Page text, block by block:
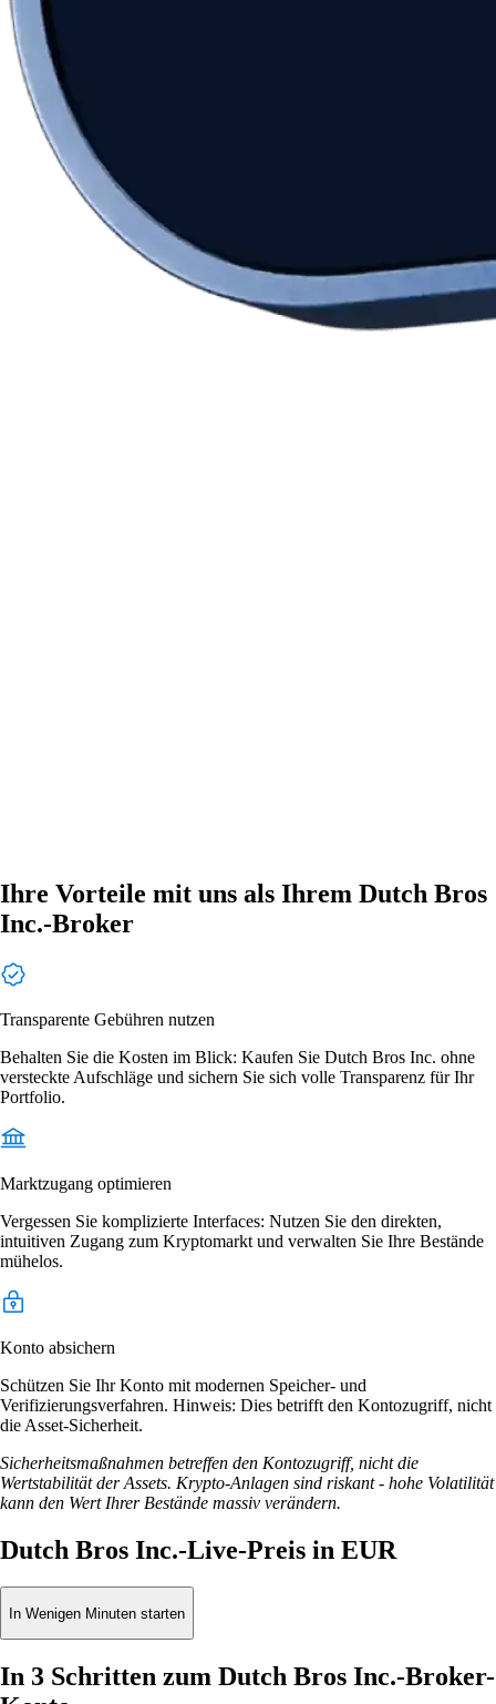
Ihre Vorteile mit uns als Ihrem Dutch Bros
Inc.-Broker
Transparente Gebühren nutzen
Behalten Sie die Kosten im Blick: Kaufen Sie Dutch Bros Inc. ohne
versteckte Aufschläge und sichern Sie sich volle Transparenz für Ihr
Portfolio.
Marktzugang optimieren
Vergessen Sie komplizierte Interfaces: Nutzen Sie den direkten,
intuitiven Zugang zum Kryptomarkt und verwalten Sie Ihre Bestände
mühelos.
Konto absichern
Schützen Sie Ihr Konto mit modernen Speicher- und
Verifizierungsverfahren. Hinweis: Dies betrifft den Kontozugriff, nicht
die Asset-Sicherheit.
Sicherheitsmaßnahmen betreffen den Kontozugriff, nicht die
Wertstabilität der Assets. Krypto-Anlagen sind riskant - hohe Volatilität
kann den Wert Ihrer Bestände massiv verändern.
Dutch Bros Inc.-Live-Preis in EUR
In Wenigen Minuten starten
In 3 Schritten zum Dutch Bros Inc.-Broker-